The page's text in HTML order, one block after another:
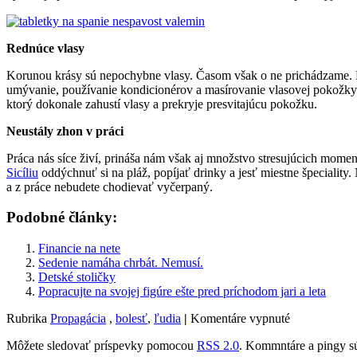
Rednúce vlasy
Korunou krásy sú nepochybne vlasy. Časom však o ne
umývanie, používanie kondicionérov a masírovanie vlasovej
ktorý dokonale zahustí vlasy a prekryje presvitajúcu pokožku.
Neustály zhon v práci
Práca nás síce živí, prináša nám však aj množstvo stresujúcich
Sicíliu oddýchnuť si na pláž, popíjať drinky a jesť miestne špeciality.
a z práce nebudete chodievať vyčerpaný.
Podobné články:
Financie na nete
Sedenie namáha chrbát. Nemusí.
Detské stoličky
Popracujte na svojej figúre ešte pred príchodom jari a leta
Rubrika Propagácia , bolesť, ľudia | Komentáre vypnuténa
nás
Môžete sledovať príspevky pomocou RSS 2.0. Kommntáre a pingy